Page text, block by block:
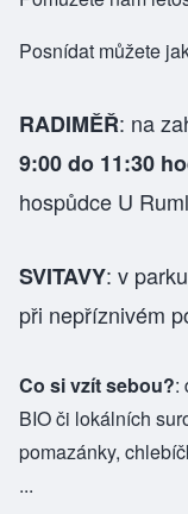
Posnídat můžete
RADIMĚŘ: na
9:00 do 11:30
hospůdce U
SVITAVY: v
při nepříznivém
Co si vzít sebou?:
BIO či lokálních
pomazánky,
...